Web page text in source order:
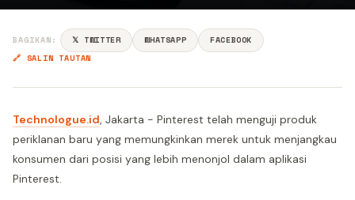
BAGIKAN: 𝕏 TWITTER WHATSAPP
FACEBOOK
🔗 SALIN TAUTAN
Technologue.id, Jakarta - Pinterest telah menguji produk
periklanan baru yang memungkinkan merek untuk menjangkau
konsumen dari posisi yang lebih menonjol dalam aplikasi
Pinterest.